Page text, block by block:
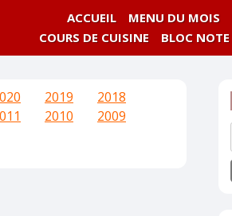
MENU DU MOIS
ACCUEIL
BLOC NOTE
COURS DE CUISINE
2019
2018
2010
2009